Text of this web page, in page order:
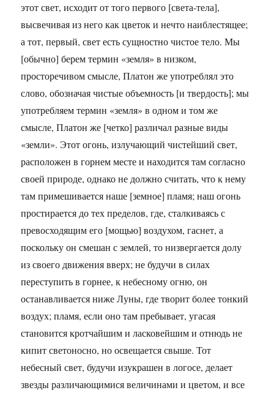
этот свет, исходит от того первого [света-тела],
высвечивая из него как цветок и нечто наиблестящее;
а тот, первый, свет есть сущностно чистое тело. Мы
[обычно] берем термин «земля» в низком,
просторечивом смысле, Платон же употреблял это
слово, обозначая чистые объемность [и твердость]; мы
употребляем термин «земля» в одном и том же
смысле, Платон же [четко] различал разные виды
«земли». Этот огонь, излучающий чистейший свет,
расположен в горнем месте и находится там согласно
своей природе, однако не должно считать, что к нему
там примешивается наше [земное] пламя; наш огонь
простирается до тех пределов, где, сталкиваясь с
превосходящим его [мощью] воздухом, гаснет, а
поскольку он смешан с землей, то низвергается долу
из своего движения вверх; не будучи в силах
переступить в горнее, к небесному огню, он
останавливается ниже Луны, где творит более тонкий
воздух; пламя, если оно там пребывает, угасая
становится кротчайшим и ласковейшим и отнюдь не
кипит светоносно, но освещается свыше. Тот
небесный свет, будучи изукрашен в логосе, делает
звезды различающимися величинами и цветом, и все